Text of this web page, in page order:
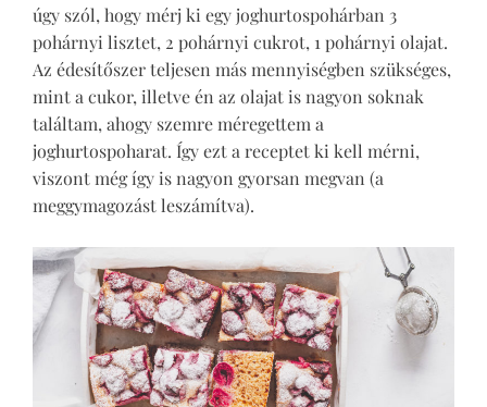
úgy szól, hogy mérj ki egy joghurtospohárban 3
pohárnyi lisztet, 2 pohárnyi cukrot, 1 pohárnyi olajat.
Az édesítőszer teljesen más mennyiségben szükséges,
mint a cukor, illetve én az olajat is nagyon soknak
találtam, ahogy szemre méregettem a
joghurtospoharat. Így ezt a receptet ki kell mérni,
viszont még így is nagyon gyorsan megvan (a
meggymagozást leszámítva).